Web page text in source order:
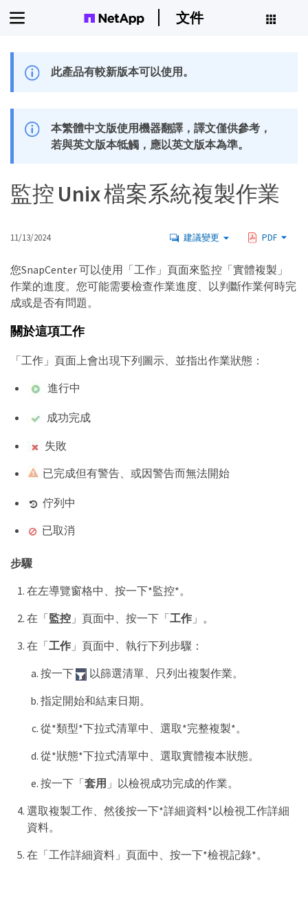
文件
此產品有較新版本可以使用。
本繁體中文版使用機器翻譯，譯文僅供參考，
若與英文版本牴觸，應以英文版本為準。
監控 Unix 檔案系統複製作業
11/13/2024 建議變更 PDF
您SnapCenter 可以使用「工作」頁面來監控「實體複製」
作業的進度。您可能需要檢查作業進度、以判斷作業何時完
成或是否有問題。
關於這項工作
「工作」頁面上會出現下列圖示、並指出作業狀態：
進行中
成功完成
失敗
已完成但有警告、或因警告而無法開始
佇列中
已取消
步驟
在左導覽窗格中、按一下*監控*。
在「監控」頁面中、按一下「工作」。
在「工作」頁面中、執行下列步驟：
按一下
以篩選清單、只列出複製作業。
指定開始和結束日期。
從*類型*下拉式清單中、選取*完整複製*。
從*狀態*下拉式清單中、選取實體複本狀態。
按一下「套用 」以檢視成功完成的作業。
選取複製工作、然後按一下*詳細資料*以檢視工作詳細
資料。
在「工作詳細資料」頁面中、按一下*檢視記錄*。